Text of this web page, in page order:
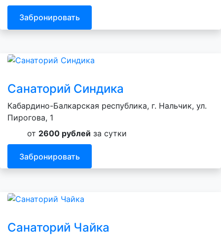
Забронировать
Санаторий Синдика
Кабардино-Балкарская республика, г. Нальчик, ул.
Пирогова, 1
от 2600 рублей за сутки
Забронировать
Санаторий Чайка